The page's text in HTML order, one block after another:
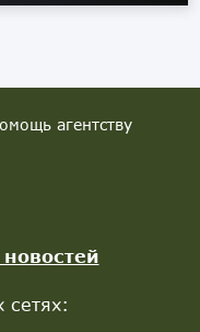
агентству
сетях: